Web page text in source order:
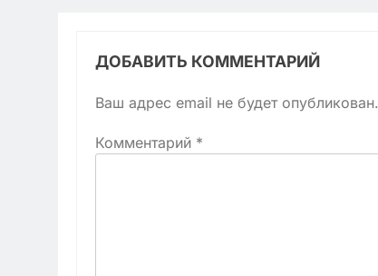
ДОБАВИТЬ КОММЕНТАРИЙ
Ваш адрес email не будет опубликован.
Комментарий *